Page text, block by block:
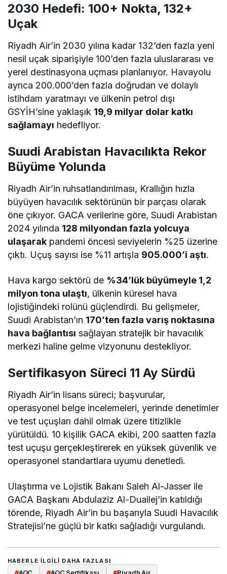
2030 Hedefi: 100+ Nokta, 132+
Uçak
Riyadh Air’in 2030 yılına kadar 132’den fazla yeni
nesil uçak siparişiyle 100’den fazla uluslararası ve
yerel destinasyona uçması planlanıyor. Havayolu
ayrıca 200.000’den fazla doğrudan ve dolaylı
istihdam yaratmayı ve ülkenin petrol dışı
GSYİH’sine yaklaşık 19,9 milyar dolar katkı
sağlamayı hedefliyor.
Suudi Arabistan Havacılıkta Rekor
Büyüme Yolunda
Riyadh Air’in ruhsatlandırılması, Krallığın hızla
büyüyen havacılık sektörünün bir parçası olarak
öne çıkıyor. GACA verilerine göre, Suudi Arabistan
2024 yılında 128 milyondan fazla yolcuya
ulaşarak pandemi öncesi seviyelerin %25 üzerine
çıktı. Uçuş sayısı ise %11 artışla 905.000’i aştı.
Hava kargo sektörü de %34’lük büyümeyle 1,2
milyon tona ulaştı, ülkenin küresel hava
lojistiğindeki rolünü güçlendirdi. Bu gelişmeler,
Suudi Arabistan’ın 170’ten fazla varış noktasına
hava bağlantısı sağlayan stratejik bir havacılık
merkezi haline gelme vizyonunu destekliyor.
Sertifikasyon Süreci 11 Ay Sürdü
Riyadh Air’in lisans süreci; başvurular,
operasyonel belge incelemeleri, yerinde denetimler
ve test uçuşları dahil olmak üzere titizlikle
yürütüldü. 10 kişilik GACA ekibi, 200 saatten fazla
test uçuşu gerçekleştirerek en yüksek güvenlik ve
operasyonel standartlara uyumu denetledi.
Ulaştırma ve Lojistik Bakanı Saleh Al-Jasser ile
GACA Başkanı Abdulaziz Al-Duailej’in katıldığı
törende, Riyadh Air’in bu başarıyla Suudi Havacılık
Stratejisi’ne güçlü bir katkı sağladığı vurgulandı.
HABERLE ILGILI DAHA FAZLASI
#AOC #AOC Sertifikası #Riyadh Air